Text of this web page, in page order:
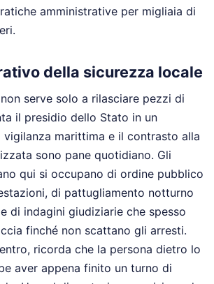
amministrative per migliaia di
della sicurezza locale
serve solo a rilasciare pezzi di
il presidio dello Stato in un
marittima e il contrasto alla
sono pane quotidiano. Gli
qui si occupano di ordine pubblico
di pattugliamento notturno
di indagini giudiziarie che spesso
finché non scattano gli arresti.
ricorda che la persona dietro lo
aver appena finito un turno di